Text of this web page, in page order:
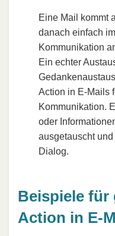
Eine Mail kommt
danach einfach
Kommunikation
Ein echter
Action in E-Mails
Kommunikation.
oder
ausgetauscht
Dialog.
Beispiele für
Action in E-